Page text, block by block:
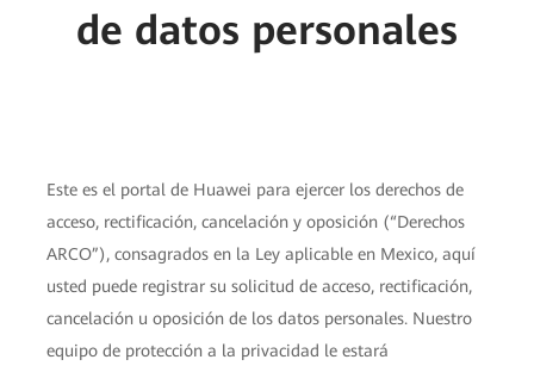
de datos personales
Este es el portal de Huawei para ejercer los derechos de
acceso, rectificación, cancelación y oposición (“Derechos
ARCO”), consagrados en la Ley aplicable en Mexico, aquí
usted puede registrar su solicitud de acceso, rectificación,
cancelación u oposición de los datos personales. Nuestro
equipo de protección a la privacidad le estará